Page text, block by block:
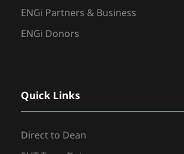
ENGi Partners & Business
ENGi Donors
Quick Links
Direct to Dean